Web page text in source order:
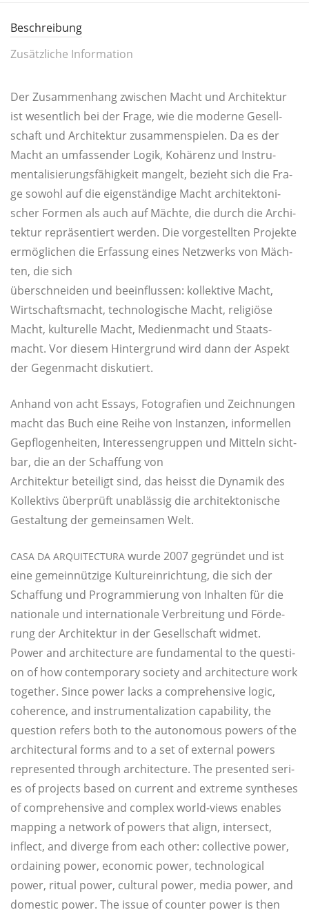
Beschreibung
Zusätzliche Information
Der Zusam­men­hang zwi­schen Macht und Archi­tek­tur
ist wesent­lich bei der Fra­ge, wie die moder­ne Gesell­
schaft und Archi­tek­tur zusam­men­spie­len. Da es der
Macht an umfas­sen­der Logik, Kohä­renz und Instru­
men­ta­li­sie­rungs­fä­hig­keit man­gelt, bezieht sich die Fra­
ge sowohl auf die eigen­stän­di­ge Macht archi­tek­to­ni­
scher For­men als auch auf Mäch­te, die durch die Archi­
tek­tur reprä­sen­tiert wer­den. Die vor­ge­stell­ten Pro­jek­te
ermög­li­chen die Erfas­sung eines Netz­werks von Mäch­
ten, die sich
über­schnei­den und beein­flus­sen: kol­lek­ti­ve Macht,
Wirt­schafts­macht, tech­no­lo­gi­sche Macht, reli­giö­se
Macht, kul­tu­rel­le Macht, Medi­en­macht und Staats­
macht. Vor die­sem Hin­ter­grund wird dann der Aspekt
der Gegen­macht diskutiert.
Anhand von acht Essays, Foto­gra­fien und Zeich­nun­gen
macht das Buch eine Rei­he von Instan­zen, infor­mel­len
Gepflo­gen­hei­ten, Inter­es­sen­grup­pen und Mit­teln sicht­
bar, die an der Schaf­fung von
Archi­tek­tur betei­ligt sind, das heisst die Dyna­mik des
Kol­lek­tivs über­prüft unab­läs­sig die archi­tek­to­ni­sche
Gestal­tung der gemein­sa­men Welt.
CASA DA ARQUITECTURA wur­de 2007 gegrün­det und ist
eine gemein­nüt­zi­ge Kul­tur­ein­rich­tung, die sich der
Schaf­fung und Pro­gram­mie­rung von Inhal­ten für die
natio­na­le und inter­na­tio­na­le Ver­brei­tung und För­de­
rung der Archi­tek­tur in der Gesell­schaft widmet.
Power and archi­tec­tu­re are fun­da­men­tal to the ques­ti­
on of how con­tem­pora­ry socie­ty and archi­tec­tu­re work
tog­e­ther. Sin­ce power lacks a com­pre­hen­si­ve logic,
cohe­rence, and instru­men­ta­liz­a­ti­on capa­bi­li­ty, the
ques­ti­on refers both to the auto­no­mous powers of the
archi­tec­tu­ral forms and to a set of exter­nal powers
repre­sen­ted through archi­tec­tu­re. The pre­sen­ted seri­
es of pro­jects based on cur­rent and extre­me syn­the­ses
of com­pre­hen­si­ve and com­plex world-views enab­les
map­ping a net­work of powers that align, inter­sect,
inflect, and diver­ge from each other: collec­ti­ve power,
orda­i­ning power, eco­no­mic power, tech­no­lo­gi­cal
power, ritu­al power, cul­tu­ral power, media power, and
domestic power. The issue of coun­ter power is then